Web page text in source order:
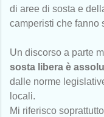
di aree di sosta e
camperisti che fanno
Un discorso a parte
sosta libera è
dalle norme
locali.
Mi riferisco